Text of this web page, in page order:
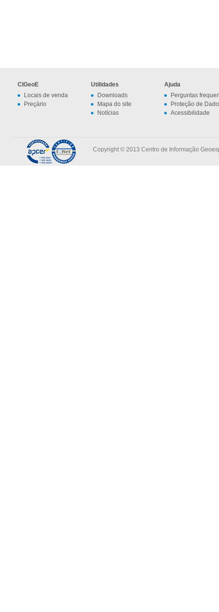
CIGeoE
Locais de venda
Preçário
Utilidades
Downloads
Mapa do site
Notícias
Ajuda
Perguntas
Proteção de
Acessibilidade
Copyright © 2013 Centro de Informação